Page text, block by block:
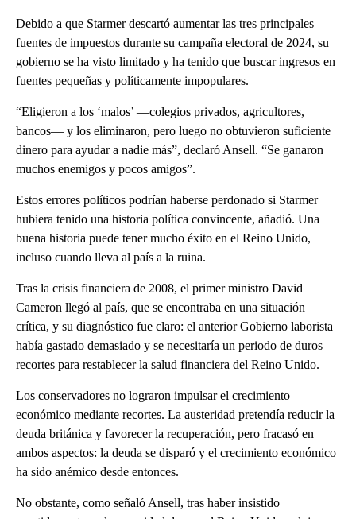
Debido a que Starmer descartó aumentar las tres principales
fuentes de impuestos durante su campaña electoral de 2024, su
gobierno se ha visto limitado y ha tenido que buscar ingresos en
fuentes pequeñas y políticamente impopulares.
“Eligieron a los ‘malos’ —colegios privados, agricultores,
bancos— y los eliminaron, pero luego no obtuvieron suficiente
dinero para ayudar a nadie más”, declaró Ansell. “Se ganaron
muchos enemigos y pocos amigos”.
Estos errores políticos podrían haberse perdonado si Starmer
hubiera tenido una historia política convincente, añadió. Una
buena historia puede tener mucho éxito en el Reino Unido,
incluso cuando lleva al país a la ruina.
Tras la crisis financiera de 2008, el primer ministro David
Cameron llegó al país, que se encontraba en una situación
crítica, y su diagnóstico fue claro: el anterior Gobierno laborista
había gastado demasiado y se necesitaría un periodo de duros
recortes para restablecer la salud financiera del Reino Unido.
Los conservadores no lograron impulsar el crecimiento
económico mediante recortes. La austeridad pretendía reducir la
deuda británica y favorecer la recuperación, pero fracasó en
ambos aspectos: la deuda se disparó y el crecimiento económico
ha sido anémico desde entonces.
No obstante, como señaló Ansell, tras haber insistido